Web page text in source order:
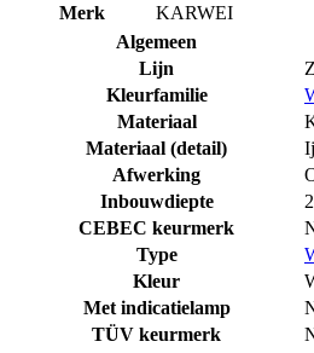
Merk
KARWEI
Algemeen
Lijn
Kleurfamilie
Materiaal
Materiaal (detail)
Afwerking
Inbouwdiepte
CEBEC keurmerk
Type
Kleur
Met indicatielamp
TÜV keurmerk